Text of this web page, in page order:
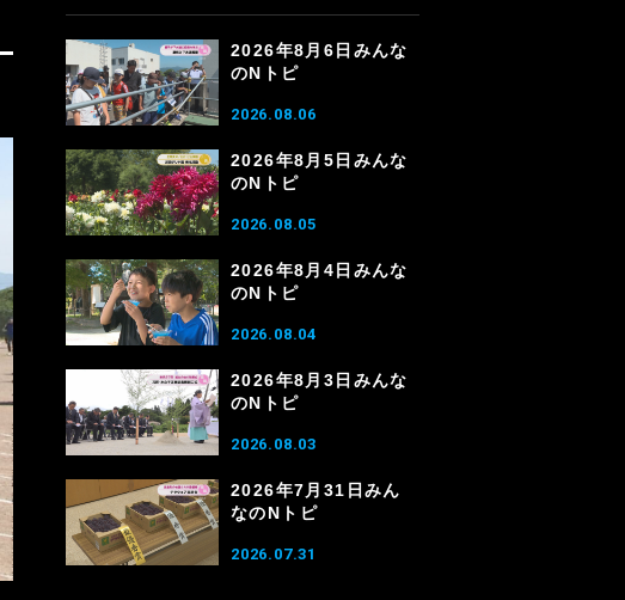
2026年8月6日みんな
のNトピ
2026.08.06
2026年8月5日みんな
のNトピ
2026.08.05
2026年8月4日みんな
のNトピ
2026.08.04
2026年8月3日みんな
のNトピ
2026.08.03
2026年7月31日みん
なのNトピ
2026.07.31